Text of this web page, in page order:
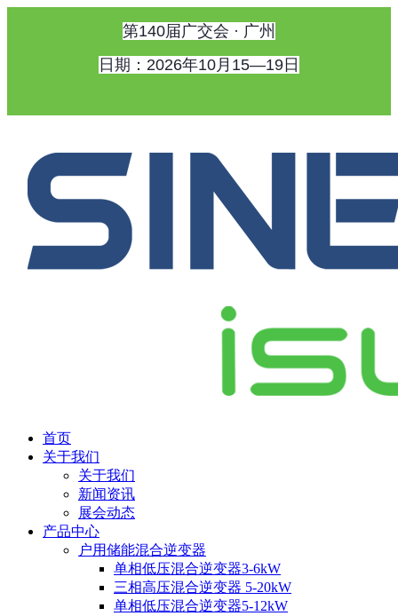
第140届广交会 · 广州
日期：2026年10月15—19日
首页
关于我们
关于我们
新闻资讯
展会动态
产品中心
户用储能混合逆变器
单相低压混合逆变器3-6kW
三相高压混合逆变器 5-20kW
单相低压混合逆变器5-12kW